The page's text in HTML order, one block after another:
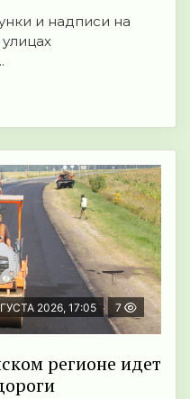
и надписи на
2026, 17:05 7
регионе идет